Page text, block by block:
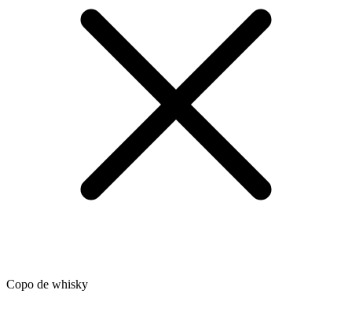
Copo de whisky